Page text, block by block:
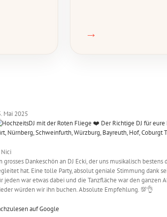
→
Mai 2025
Nici
grosses Dankeschön an DJ Ecki, der uns musikalisch bestens
hat. Eine tolle Party, absolut geniale Stimmung dank
jeden war etwas dabei und die Tanzfläche war den ganzen
würden wir ihn buchen. Absolute Empfehlung. 💯👌
auf Google